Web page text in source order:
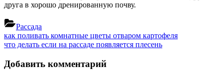
друга в хорошо дренированную почву.
Рассада
Навигация
по
записям
Previous
Post:
как поливать комнатные цветы отваром картофеля
Next
что делать если на рассаде появляется плесень
Добавить комментарий